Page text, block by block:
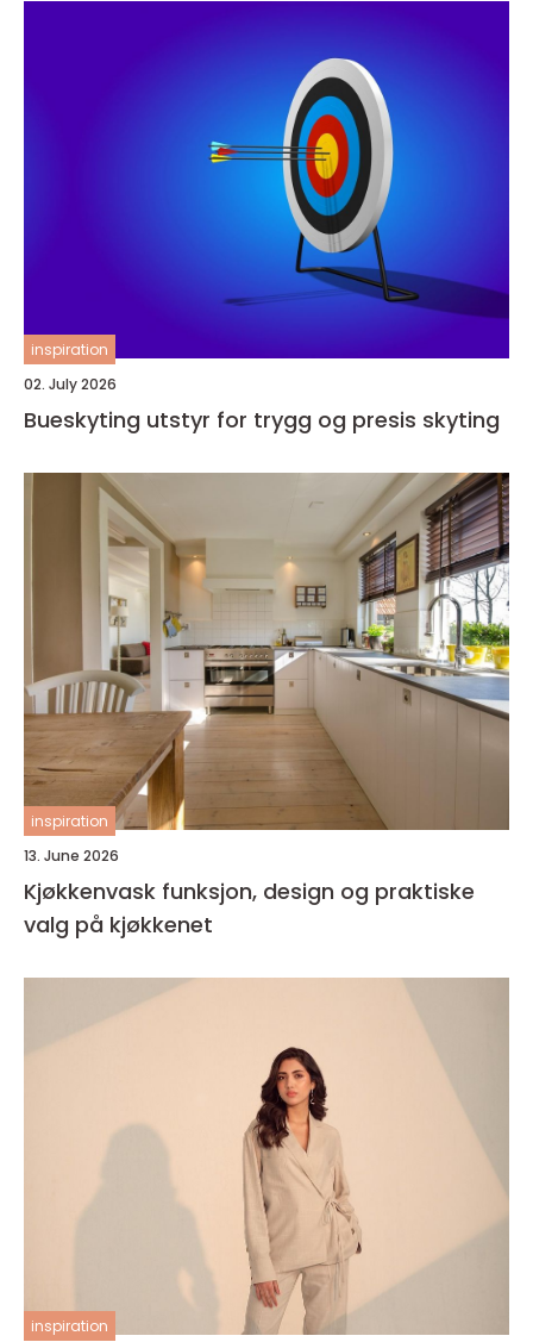
inspiration
02. July 2026
Bueskyting utstyr for trygg og presis skyting
inspiration
13. June 2026
Kjøkkenvask funksjon, design og praktiske
valg på kjøkkenet
inspiration